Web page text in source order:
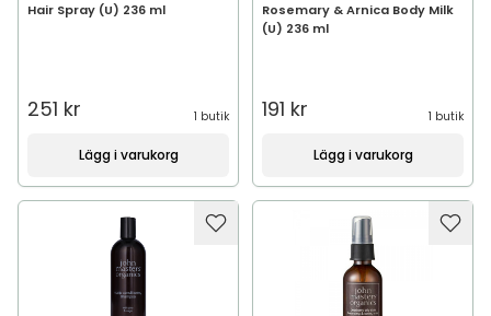
Hair Spray (U) 236 ml
251 kr 1 butik
Lägg i varukorg
Rosemary & Arnica Body Milk
(U) 236 ml
191 kr 1 butik
Lägg i varukorg